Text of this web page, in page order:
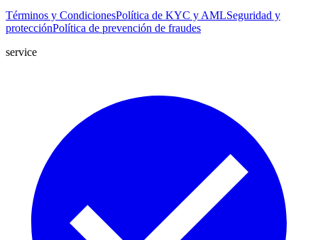
Términos y CondicionesPolítica de KYC y AMLSeguridad y
protecciónPolítica de prevención de fraudes
service